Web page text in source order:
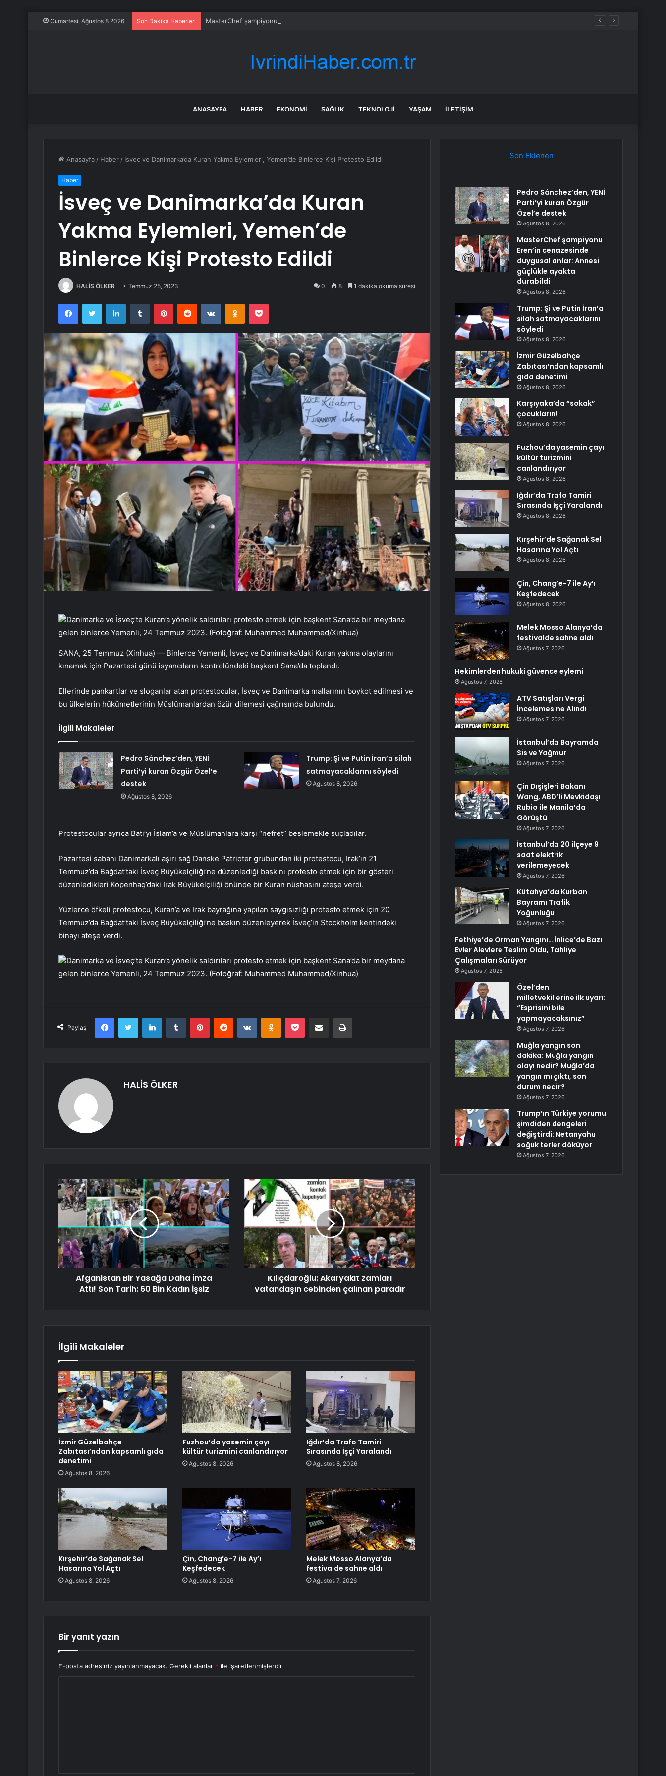
Cumartesi, Ağustos 8 2026 Son Dakika Haberleri MasterChef şampiyonu Eren’in cenazesinde duygusal anlar: Annesi güçlükle ayakta durabildi
ANASAYFA HABER EKONOMI SAĞLIK TEKNOLOJI YAŞAM İLETIŞIM
Anasayfa / Haber / İsveç ve Danimarka’da Kuran Yakma Eylemleri, Yemen’de Binlerce Kişi Protesto Edildi
Haber
İsveç ve Danimarka’da Kuran
Yakma Eylemleri, Yemen’de
Binlerce Kişi Protesto Edildi
HALİS ÖLKER Temmuz 25, 2023 0 8 1 dakika okuma süresi
FacebookTwitter LinkedInTumblr PinterestReddit VKontakteOdnoklassniki
Pocket
Danimarka ve İsveç’te Kuran’a yönelik saldırıları protesto etmek için başkent Sana’da bir meydana
gelen binlerce Yemenli, 24 Temmuz 2023. (Fotoğraf: Muhammed Muhammed/Xinhua)
SANA, 25 Temmuz (Xinhua) — Binlerce Yemenli, İsveç ve Danimarka’daki Kuran yakma olaylarını
kınamak için Pazartesi günü isyancıların kontrolündeki başkent Sana’da toplandı.
Ellerinde pankartlar ve sloganlar atan protestocular, İsveç ve Danimarka mallarının boykot edilmesi ve
bu ülkelerin hükümetlerinin Müslümanlardan özür dilemesi çağrısında bulundu.
İlgili Makaleler
Pedro Sánchez’den, YENİ
Parti’yi kuran Özgür Özel’e
destek
Ağustos 8, 2026
Trump: Şi ve Putin İran’a silah
satmayacaklarını söyledi
Ağustos 8, 2026
Protestocular ayrıca Batı’yı İslam’a ve Müslümanlara karşı “nefret” beslemekle suçladılar.
Pazartesi sabahı Danimarkalı aşırı sağ Danske Patrioter grubundan iki protestocu, Irak’ın 21
Temmuz’da Bağdat’taki İsveç Büyükelçiliği’ne düzenlediği baskını protesto etmek için bir gösteri
düzenledikleri Kopenhag’daki Irak Büyükelçiliği önünde bir Kuran nüshasını ateşe verdi.
Yüzlerce öfkeli protestocu, Kuran’a ve Irak bayrağına yapılan saygısızlığı protesto etmek için 20
Temmuz’da Bağdat’taki İsveç Büyükelçiliği’ne baskın düzenleyerek İsveç’in Stockholm kentindeki
binayı ateşe verdi.
Danimarka ve İsveç’te Kuran’a yönelik saldırıları protesto etmek için başkent Sana’da bir meydana
gelen binlerce Yemenli, 24 Temmuz 2023. (Fotoğraf: Muhammed Muhammed/Xinhua)
Paylaş
FacebookTwitter LinkedInTumblr PinterestReddit VKontakteOdnoklassniki
Pocket E-Posta ile paylaş Yazdır
HALİS ÖLKER
Afganistan Bir Yasağa Daha İmza
Attı! Son Tarih: 60 Bin Kadın İşsiz
Kılıçdaroğlu: Akaryakıt zamları
vatandaşın cebinden çalınan paradır
İlgili Makaleler
İzmir Güzelbahçe
Zabıtası’ndan kapsamlı gıda
denetimi
Ağustos 8, 2026
Fuzhou’da yasemin çayı
kültür turizmini canlandırıyor
Ağustos 8, 2026
Iğdır’da Trafo Tamiri
Sırasında İşçi Yaralandı
Ağustos 8, 2026
Kırşehir’de Sağanak Sel
Hasarına Yol Açtı
Ağustos 8, 2026
Çin, Chang’e-7 ile Ay’ı
Keşfedecek
Ağustos 8, 2026
Melek Mosso Alanya’da
festivalde sahne aldı
Ağustos 7, 2026
Bir yanıt yazın
E-posta adresiniz yayınlanmayacak. Gerekli alanlar * ile işaretlenmişlerdir
Son Eklenen
Pedro Sánchez’den, YENİ
Parti’yi kuran Özgür
Özel’e destek
Ağustos 8, 2026
MasterChef şampiyonu
Eren’in cenazesinde
duygusal anlar: Annesi
güçlükle ayakta
durabildi
Ağustos 8, 2026
Trump: Şi ve Putin İran’a
silah satmayacaklarını
söyledi
Ağustos 8, 2026
İzmir Güzelbahçe
Zabıtası’ndan kapsamlı
gıda denetimi
Ağustos 8, 2026
Karşıyaka’da “sokak”
çocukların!
Ağustos 8, 2026
Fuzhou’da yasemin çayı
kültür turizmini
canlandırıyor
Ağustos 8, 2026
Iğdır’da Trafo Tamiri
Sırasında İşçi Yaralandı
Ağustos 8, 2026
Kırşehir’de Sağanak Sel
Hasarına Yol Açtı
Ağustos 8, 2026
Çin, Chang’e-7 ile Ay’ı
Keşfedecek
Ağustos 8, 2026
Melek Mosso Alanya’da
festivalde sahne aldı
Ağustos 7, 2026
Hekimlerden hukuki güvence eylemi
Ağustos 7, 2026
ATV Satışları Vergi
İncelemesine Alındı
Ağustos 7, 2026
İstanbul’da Bayramda
Sis ve Yağmur
Ağustos 7, 2026
Çin Dışişleri Bakanı
Wang, ABD’li Mevkidaşı
Rubio ile Manila’da
Görüştü
Ağustos 7, 2026
İstanbul’da 20 ilçeye 9
saat elektrik
verilemeyecek
Ağustos 7, 2026
Kütahya’da Kurban
Bayramı Trafik
Yoğunluğu
Ağustos 7, 2026
Fethiye’de Orman Yangını… İnlice’de Bazı
Evler Alevlere Teslim Oldu, Tahliye
Çalışmaları Sürüyor
Ağustos 7, 2026
Özel’den
milletvekillerine ilk uyarı:
“Esprisini bile
yapmayacaksınız”
Ağustos 7, 2026
Muğla yangın son
dakika: Muğla yangın
olayı nedir? Muğla’da
yangın mı çıktı, son
durum nedir?
Ağustos 7, 2026
Trump’ın Türkiye yorumu
şimdiden dengeleri
değiştirdi: Netanyahu
soğuk terler döküyor
Ağustos 7, 2026